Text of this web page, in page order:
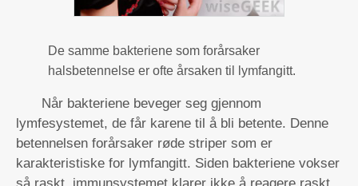
De samme bakteriene som forårsaker
halsbetennelse er ofte årsaken til lymfangitt.
Når bakteriene beveger seg gjennom
lymfesystemet, de får karene til å bli betente. Denne
betennelsen forårsaker røde striper som er
karakteristiske for lymfangitt. Siden bakteriene vokser